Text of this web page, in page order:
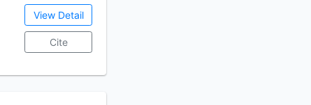
View Detail
Cite